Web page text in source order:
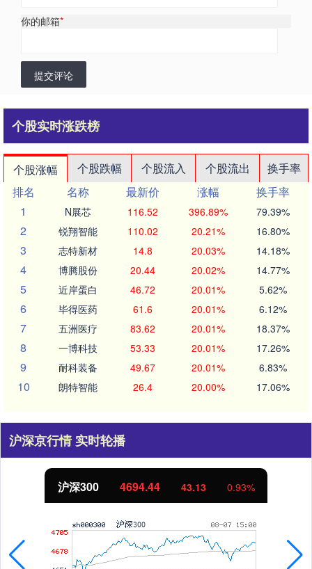
你的邮箱*
提交评论
个股实时涨跌榜
个股涨幅 个股跌幅 个股流入 个股流出
换手率
排名
名称 最新价 涨幅
换手率
1
N展芯 116.52 396.89% 79.39%
2 锐翔智能 110.02 20.21% 16.80%
3 志特新材 14.8 20.03% 14.18%
4 博腾股份 20.44 20.02% 14.77%
5 近岸蛋白 46.72 20.01% 5.62%
6 毕得医药 61.6 20.01% 6.12%
7 五洲医疗 83.62 20.01% 18.37%
8 一博科技 53.33 20.01% 17.26%
9 耐科装备 49.67 20.01% 6.83%
10 朗特智能 26.4 20.00% 17.06%
沪深京行情 实时轮播
沪深300 4694.44 43.13 0.93%